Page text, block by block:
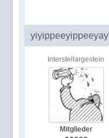
yiyippeeyippeeyay
Interstellargestein
Mitglieder